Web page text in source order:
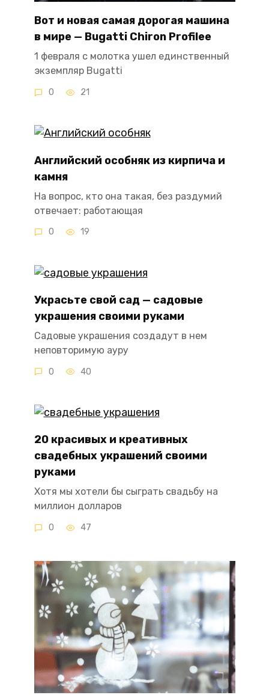
Вот и новая самая дорогая машина
в мире — Bugatti Chiron Profilee
1 февраля с молотка ушел единственный
экземпляр Bugatti
0 21
Английский особняк из кирпича и
камня
На вопрос, кто она такая, без раздумий
отвечает: работающая
0 19
Украсьте свой сад — садовые
украшения своими руками
Садовые украшения создадут в нем
неповторимую ауру
0 40
20 красивых и креативных
свадебных украшений своими
руками
Хотя мы хотели бы сыграть свадьбу на
миллион долларов
0 47